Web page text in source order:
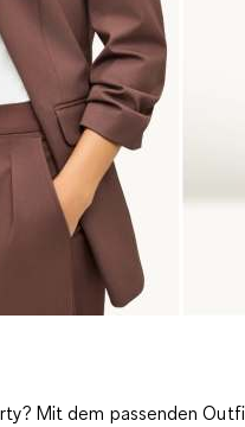
Mit dem passenden